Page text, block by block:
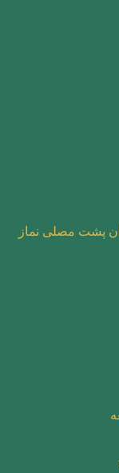
پشت مصلی نماز